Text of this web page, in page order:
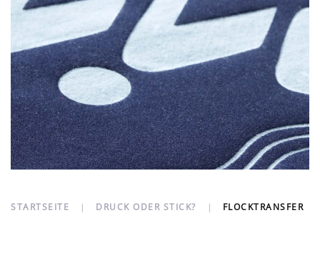
STARTSEITE DRUCK ODER STICK? FLOCKTRANSFER